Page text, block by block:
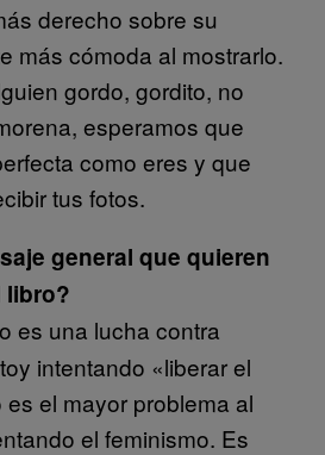
derecho sobre su
más cómoda al mostrarlo.
gordo, gordito, no
esperamos que
como eres y que
tus fotos.
general que quieren
libro?
es una lucha contra
intentando «liberar el
el mayor problema al
el feminismo. Es